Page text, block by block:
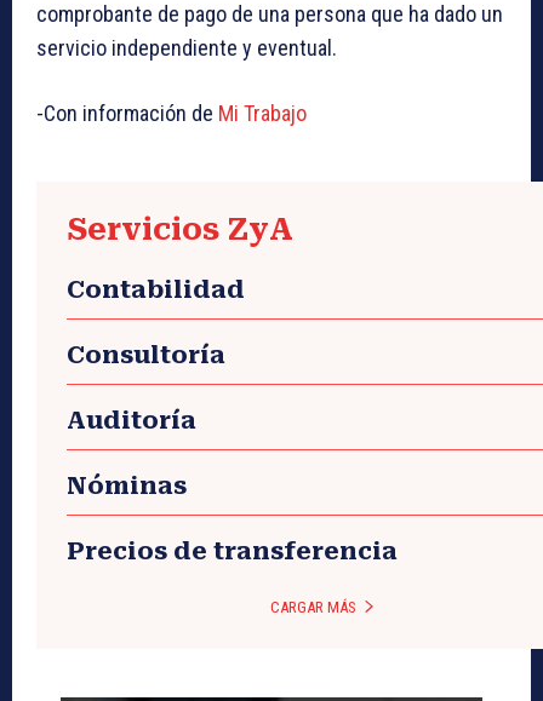
comprobante de pago de una persona que ha dado un
servicio independiente y eventual.
-Con información de Mi Trabajo
Servicios ZyA
Contabilidad
Consultoría
Auditoría
Nóminas
Precios de transferencia
CARGAR MÁS